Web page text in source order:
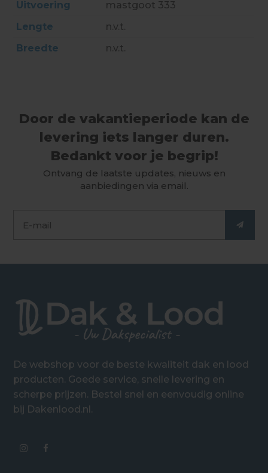
Uitvoering
mastgoot 333
Lengte
n.v.t.
Breedte
n.v.t.
Door de vakantieperiode kan de
levering iets langer duren.
Bedankt voor je begrip!
Ontvang de laatste updates, nieuws en
aanbiedingen via email.
De webshop voor de beste kwaliteit dak en lood
producten. Goede service, snelle levering en
scherpe prijzen. Bestel snel en eenvoudig online
bij Dakenlood.nl.